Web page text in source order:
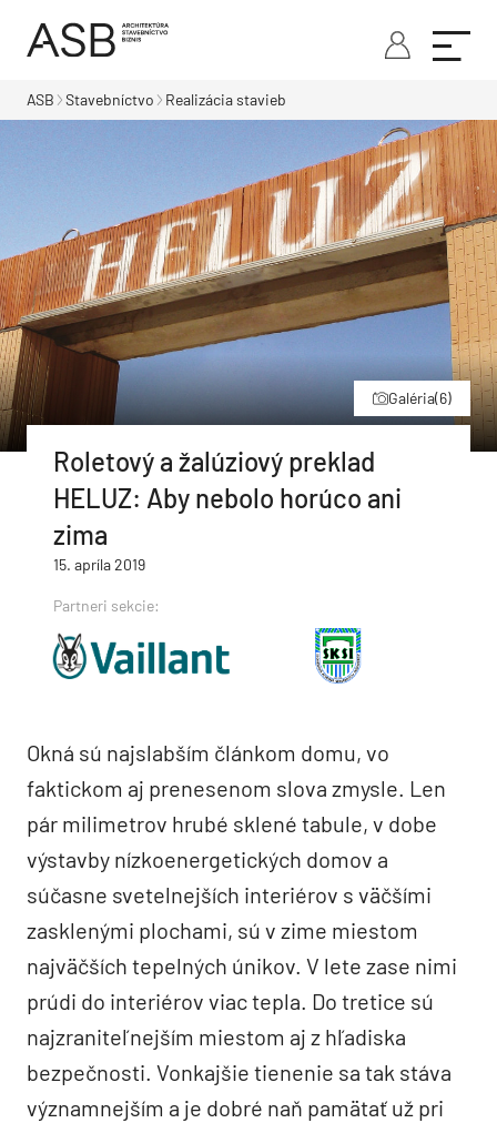
ASB Stavebníctvo Realizácia stavieb
Galéria(6)
Roletový a žalúziový preklad
HELUZ: Aby nebolo horúco ani
zima
15. apríla 2019
Partneri sekcie:
Okná sú najslabším článkom domu, vo
faktickom aj prenesenom slova zmysle. Len
pár milimetrov hrubé sklené tabule, v dobe
výstavby nízkoenergetických domov a
súčasne svetelnejších interiérov s väčšími
zasklenými plochami, sú v zime miestom
najväčších tepelných únikov. V lete zase nimi
prúdi do interiérov viac tepla. Do tretice sú
najzraniteľnejším miestom aj z hľadiska
bezpečnosti. Vonkajšie tienenie sa tak stáva
významnejším a je dobré naň pamätať už pri